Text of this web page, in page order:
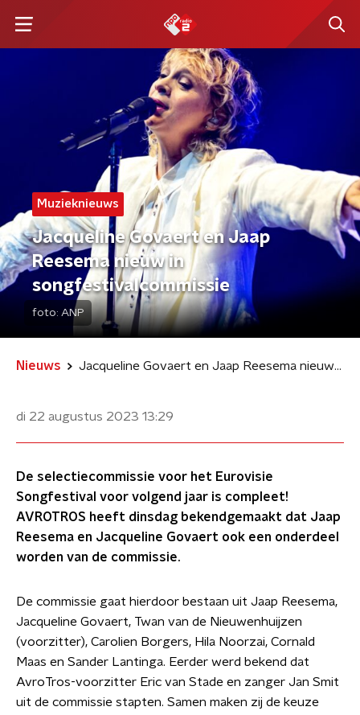
Muzieknieuws
Jacqueline Govaert en Jaap
Reesema nieuw in
songfestivalcommissie
foto: ANP
Nieuws Jacqueline Govaert en Jaap Reesema nieuw in songfestivalcommissie
di 22 augustus 2023 13:29
De selectiecommissie voor het Eurovisie
Songfestival voor volgend jaar is compleet!
AVROTROS heeft dinsdag bekendgemaakt dat Jaap
Reesema en Jacqueline Govaert ook een onderdeel
worden van de commissie.
De commissie gaat hierdoor bestaan uit Jaap Reesema,
Jacqueline Govaert, Twan van de Nieuwenhuijzen
(voorzitter), Carolien Borgers, Hila Noorzai, Cornald
Maas en Sander Lantinga. Eerder werd bekend dat
AvroTros-voorzitter Eric van Stade en zanger Jan Smit
uit de commissie stapten. Samen maken zij de keuze